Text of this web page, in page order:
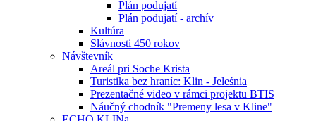
Plán podujatí
Plán podujatí - archív
Kultúra
Slávnosti 450 rokov
Návštevník
Areál pri Soche Krista
Turistika bez hraníc: Klin - Jeleśnia
Prezentačné video v rámci projektu BTIS
Náučný chodník "Premeny lesa v Kline"